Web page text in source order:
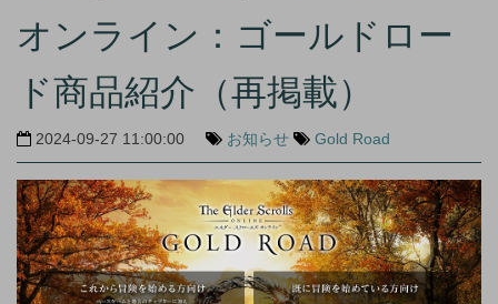
オンライン：ゴールドロー
ド商品紹介（再掲載）
2024-09-27 11:00:00 お知らせ Gold Road